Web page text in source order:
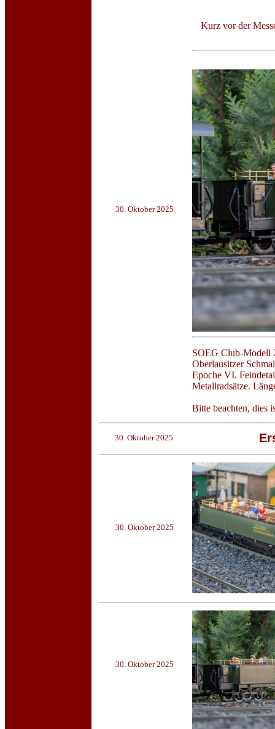
30. Oktober 2025
Kurz vor der
SOEG Club-Modell
Oberlausitzer
Epoche VI.
Metallradsätze.
Bitte beachten, dies
30. Oktober 2025
30. Oktober 2025
30. Oktober 2025